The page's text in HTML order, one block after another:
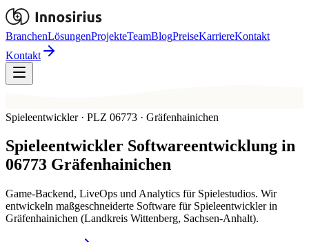
BranchenLösungenProjekteTeamBlogPreiseKarriereKontakt
Kontakt
Spieleentwickler · PLZ 06773 · Gräfenhainichen
Spieleentwickler Softwareentwicklung in
06773 Gräfenhainichen
Game-Backend, LiveOps und Analytics für Spielestudios. Wir
entwickeln maßgeschneiderte Software für Spieleentwickler in
Gräfenhainichen (Landkreis Wittenberg, Sachsen-Anhalt).